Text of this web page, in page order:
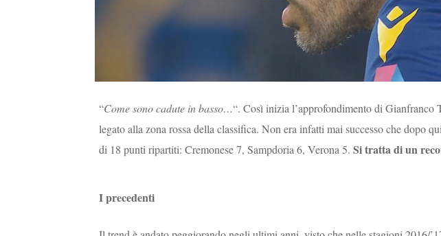
“Come sono cadute in basso…“. Così inizia l’approfondimento di Gianfranco
legato alla zona rossa della classifica. Non era infatti mai successo che dopo
di 18 punti ripartiti: Cremonese 7, Sampdoria 6, Verona 5. Si tratta di un
I precedenti